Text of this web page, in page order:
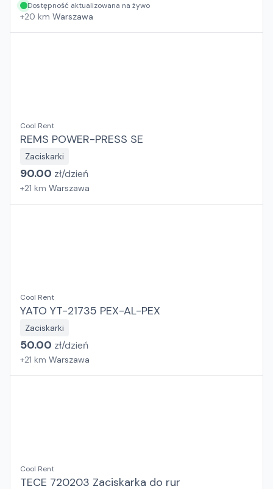
Dostępność aktualizowana na żywo
+20 km Warszawa
Cool Rent
REMS POWER-PRESS SE
Zaciskarki
90.00 zł/dzień
+21 km Warszawa
Cool Rent
YATO YT-21735 PEX-AL-PEX
Zaciskarki
50.00 zł/dzień
+21 km Warszawa
Cool Rent
TECE 720203 Zaciskarka do rur